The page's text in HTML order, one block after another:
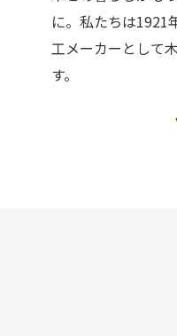
に。私たちは1921
工メーカーとして
す。